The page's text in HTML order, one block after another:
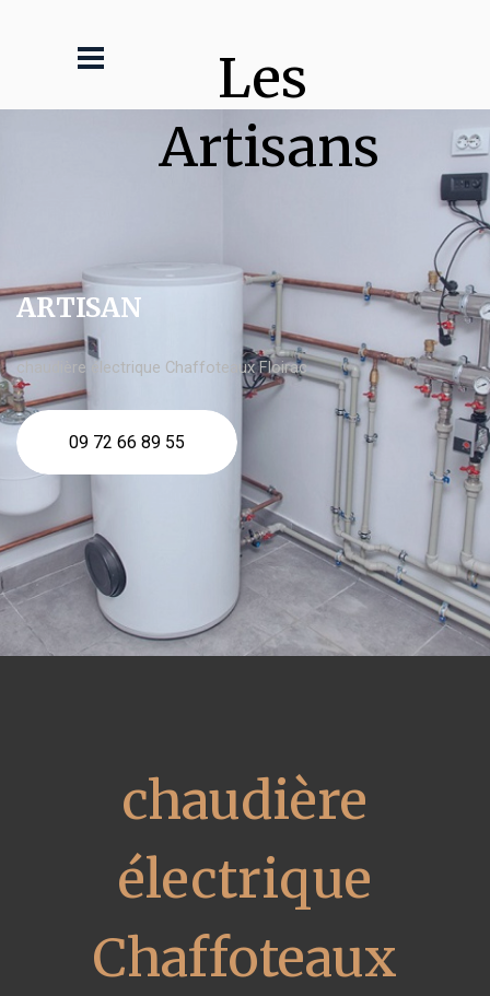
Les
Artisans
ARTISAN
chaudière électrique Chaffoteaux Floirac
09 72 66 89 55
chaudière
électrique
Chaffoteaux